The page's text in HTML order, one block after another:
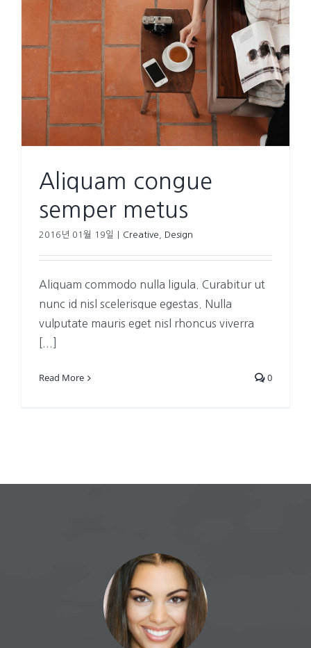
Aliquam congue
semper metus
2016년 01월 19일 Creative Design
Aliquam commodo nulla ligula. Curabitur ut
nunc id nisl scelerisque egestas. Nulla
vulputate mauris eget nisl rhoncus viverra
Read More 0